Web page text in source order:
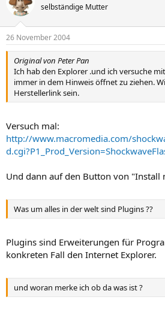
selbständige Mutter
26 November 2004
Original von Peter Pan
Ich hab den Explorer .und ich versuche
immer in dem Hinweis öffnet zu ziehen.
Herstellerlink sein.
Versuch mal:
http://www.macromedia.com/
Und dann auf den Button von "Install
Was um alles in der welt sind Plugins ??
Plugins sind Erweiterungen für
konkreten Fall den Internet Explorer.
und woran merke ich ob da was ist ?